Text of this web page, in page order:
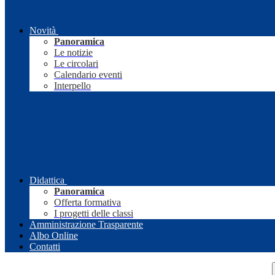
Novità
Panoramica
Le notizie
Le circolari
Calendario eventi
Interpello
Didattica
Panoramica
Offerta formativa
I progetti delle classi
Amministrazione Trasparente
Albo Online
Contatti